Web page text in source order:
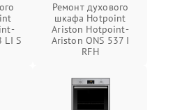
LI S
Ремонт духового
шкафа Hotpoint
Ariston Hotpoint-
Ariston ONS 537 I
RFH